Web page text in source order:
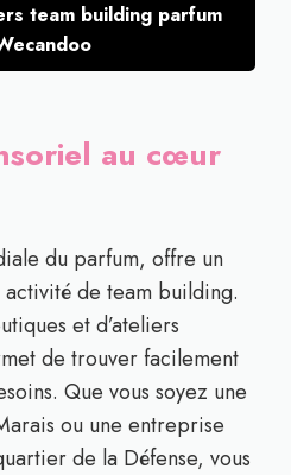
team building parfum
au cœur
du parfum, offre un
de team building.
et d’ateliers
de trouver facilement
Que vous soyez une
ou une entreprise
de la Défense, vous